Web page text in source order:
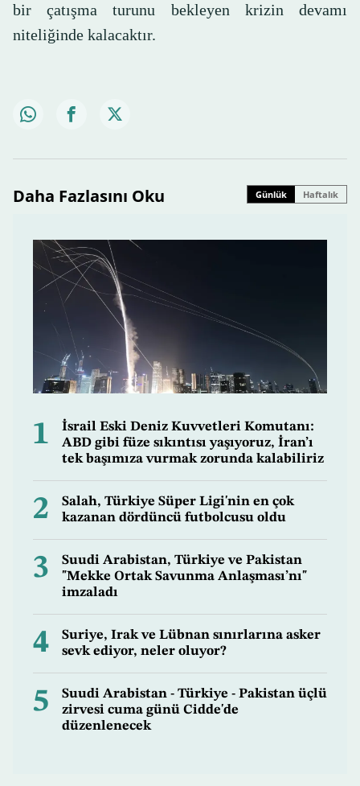
bir çatışma turunu bekleyen krizin devamı
niteliğinde kalacaktır.
Daha Fazlasını Oku Günlük Haftalık
1
İsrail Eski Deniz Kuvvetleri Komutanı:
ABD gibi füze sıkıntısı yaşıyoruz, İran’ı
tek başımıza vurmak zorunda kalabiliriz
2
Salah, Türkiye Süper Ligi'nin en çok
kazanan dördüncü futbolcusu oldu
3
Suudi Arabistan, Türkiye ve Pakistan
"Mekke Ortak Savunma Anlaşması’nı"
imzaladı
4
Suriye, Irak ve Lübnan sınırlarına asker
sevk ediyor, neler oluyor?
5
Suudi Arabistan - Türkiye - Pakistan üçlü
zirvesi cuma günü Cidde'de
düzenlenecek